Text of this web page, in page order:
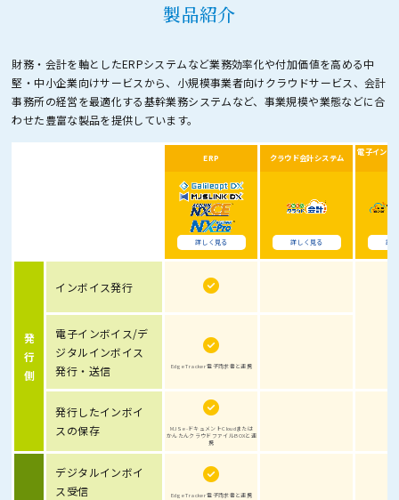
製品紹介
財務・会計を軸としたERPシステムなど業務効率化や付加価値を高める中
堅・中小企業向けサービスから、 小規模事業者向けクラウドサービス、会計
事務所の経営を最適化する基幹業務システムなど、 事業規模や業態などに合
わせた豊富な製品を提供しています。
ERP クラウド会計システム
電子インボ
詳しく見る 詳しく見る 詳
発
行
側
インボイス発行
電子インボイス/デ
ジタルインボイス
発行・送信
Edge Tracker 電子請求書と連携
発行したインボイ
スの保存
MJS e-ドキュメントCloudまたは
かんたんクラウドファイルBOXと連
携
デジタルインボイ
ス受信
Edge Tracker 電子請求書と連携